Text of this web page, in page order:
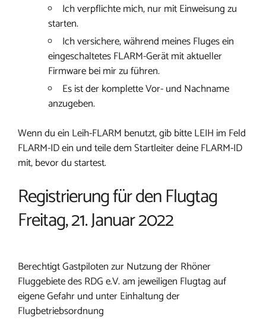
Ich verpflichte mich, nur mit Einweisung zu
starten.
Ich versichere, während meines Fluges ein
eingeschaltetes FLARM-Gerät mit aktueller
Firmware bei mir zu führen.
Es ist der komplette Vor- und Nachname
anzugeben.
Wenn du ein Leih-FLARM benutzt, gib bitte LEIH im Feld
FLARM-ID ein und teile dem Startleiter deine FLARM-ID
mit, bevor du startest.
Registrierung für den Flugtag
Freitag, 21. Januar 2022
Berechtigt Gastpiloten zur Nutzung der Rhöner
Fluggebiete des RDG e.V. am jeweiligen Flugtag auf
eigene Gefahr und unter Einhaltung der
Flugbetriebsordnung